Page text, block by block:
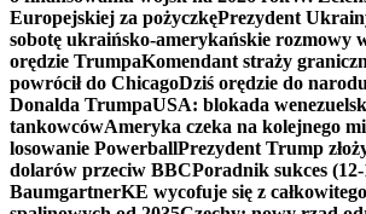
Europejskiej za pożyczkęPrezydent
sobotę ukraińsko-amerykańskie rozmowy
orędzie TrumpaKomendant straży
powrócił do ChicagoDziś orędzie do
Donalda TrumpaUSA: blokada
tankowcówAmeryka czeka na kolejnego
losowanie PowerballPrezydent Trump
dolarów przeciw BBCPoradnik sukces
BaumgartnerKE wycofuje się z